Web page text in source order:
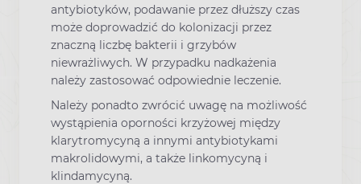
antybiotyków, podawanie przez dłuższy czas
może doprowadzić do kolonizacji przez
znaczną liczbę bakterii i grzybów
niewrażliwych. W przypadku nadkażenia
należy zastosować odpowiednie leczenie.
Należy ponadto zwrócić uwagę na możliwość
wystąpienia oporności krzyżowej między
klarytromycyną a innymi antybiotykami
makrolidowymi, a także linkomycyną i
klindamycyną.